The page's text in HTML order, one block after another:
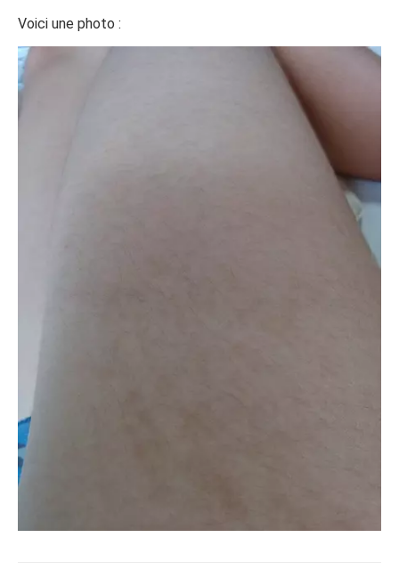
Voici une photo :